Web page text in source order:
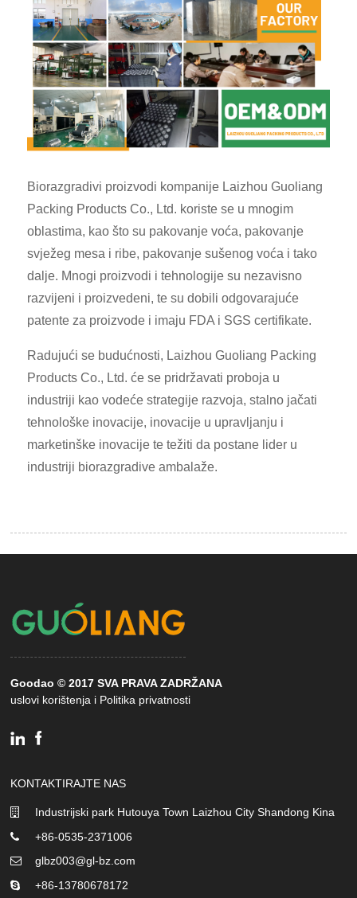
Biorazgradivi proizvodi kompanije Laizhou Guoliang
Packing Products Co., Ltd. koriste se u mnogim
oblastima, kao što su pakovanje voća, pakovanje
svježeg mesa i ribe, pakovanje sušenog voća i tako
dalje. Mnogi proizvodi i tehnologije su nezavisno
razvijeni i proizvedeni, te su dobili odgovarajuće
patente za proizvode i imaju FDA i SGS certifikate.
Radujući se budućnosti, Laizhou Guoliang Packing
Products Co., Ltd. će se pridržavati proboja u
industriji kao vodeće strategije razvoja, stalno jačati
tehnološke inovacije, inovacije u upravljanju i
marketinške inovacije te težiti da postane lider u
industriji biorazgradive ambalaže.
Goodao © 2017 SVA PRAVA ZADRŽANA
uslovi korištenja i Politika privatnosti
KONTAKTIRAJTE NAS
Industrijski park Hutouya Town Laizhou City Shandong Kina
+86-0535-2371006
glbz003@gl-bz.com
+86-13780678172